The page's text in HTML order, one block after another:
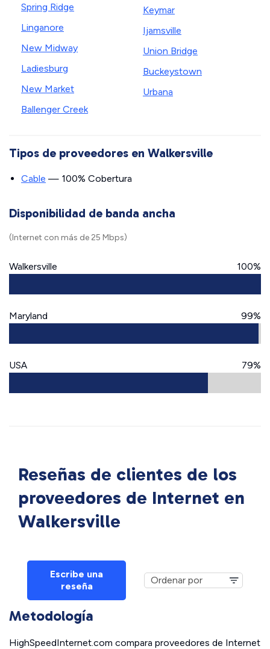
Spring Ridge
Linganore
New Midway
Ladiesburg
New Market
Ballenger Creek
Keymar
Ijamsville
Union Bridge
Buckeystown
Urbana
Tipos de proveedores en Walkersville
Cable — 100% Cobertura
Disponibilidad de banda ancha
(Internet con más de 25 Mbps)
Walkersville 100%
Maryland 99%
USA 79%
Reseñas de clientes de los
proveedores de Internet en
Walkersville
Escribe una
reseña
Metodología
HighSpeedInternet.com compara proveedores de Internet